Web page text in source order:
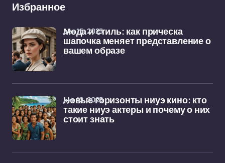
Избранное
Мода и стиль: как прическа
шапочка меняет представление о
вашем образе
дек 15, 2025
Новые горизонты ниуэ кино: кто
такие ниуэ актеры и почему о них
стоит знать
дек 12, 2025